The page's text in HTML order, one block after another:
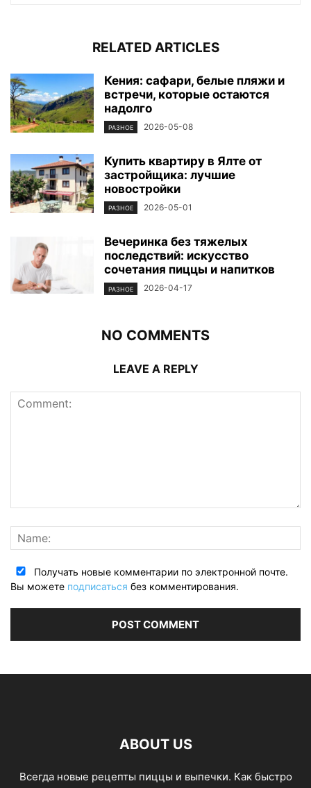
RELATED ARTICLES
Кения: сафари, белые пляжи и
встречи, которые остаются
надолго
РАЗНОЕ 2026-05-08
Купить квартиру в Ялте от
застройщика: лучшие
новостройки
РАЗНОЕ 2026-05-01
Вечеринка без тяжелых
последствий: искусство
сочетания пиццы и напитков
РАЗНОЕ 2026-04-17
NO COMMENTS
LEAVE A REPLY
Получать новые комментарии по электронной почте.
Вы можете подписаться без комментирования.
ABOUT US
Всегда новые рецепты пиццы и выпечки. Как быстро